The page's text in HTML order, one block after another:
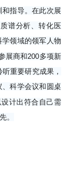
指导。在此次展
谱分析、转化医
领域的领军人物
展商和200多项新
重要研究成果，
科学会议和圆桌
计出符合自己需
。